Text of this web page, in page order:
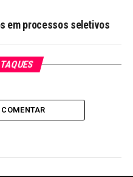
em processos seletivos